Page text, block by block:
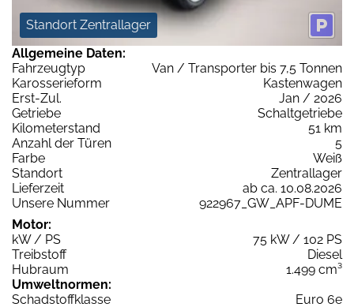
Standort Zentrallager
Allgemeine Daten:
Fahrzeugtyp
Van / Transporter bis 7,5 Tonnen
Karosserieform
Kastenwagen
Erst-Zul.
Jan / 2026
Getriebe
Schaltgetriebe
Kilometerstand
51 km
Anzahl der Türen
5
Farbe
Weiß
Standort
Zentrallager
Lieferzeit
ab ca. 10.08.2026
Unsere Nummer
922967_GW_APF-DUME
Motor:
kW / PS
75 kW / 102 PS
Treibstoff
Diesel
Hubraum
1.499 cm³
Umweltnormen:
Schadstoffklasse
Euro 6e